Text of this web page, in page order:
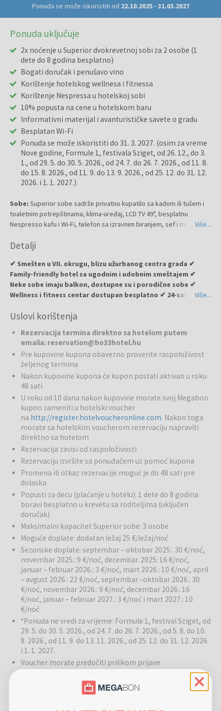
Ponuda se može iskoristiti od 22.10.2025- 31.03.2027
Ponuda uključuje
2x noćenje u Superior dvokrevetnoj sobi za 2 osobe (1
dete do 8 godina besplatno)
Bogati doručak i penušavo vino
Korištenje hotelskog wellnesa i fitnessa
Korištenje Nespressa u hotelskoj sobi
10% popusta na cene u hotelskom baru
Informativni materijal i avanturističke savete o gradu
Besplatan Wi-Fi
Ponuda se može iskoristiti do 31. 3. 2027. (osim za vreme
Nove godine, Formule 1, festivala Sziget, od 26. 12., do 3.
1., od 29. 5. do 30. 5. 2026., od 24. 7. do 26. 7. 2026., od 11. 8.
do 15. 8. 2026., od 11. 9. do 13. 9. 2026., od 25. 12. do 31. 12.
2026. i 1. 1. 2027.)
Sobe: Superior sobe sadrže privatno kupatilo sa kadom ili tušem i
toaletnim potrepštinama, klima-uređaj, LCD TV 49", besplatnu
Nespresso kafu i Wi-Fi, telefon sa izravnim biranjem, sef i minibar.Više...
Detalji
✔ Smešten u VII. okrugu, blizu užurbanog centra grada ✔
Family-friendly hotel sa ugodnim i udobnim smeštajem ✔
Neke sobe imaju balkon, dostupne su i porodične sobe ✔
Wellness i fitness centar dostupan besplatno ✔ 24-satni
Budimpešti, otvoren u aprilu 2015. godine. Hotel nudi 62 jedinstvene
i udobne sobe, savršene za odmor i poslovne goste.
Bazeni i wellness:Gosti mogu besplatno koristiti wellness i fitness
centar.
Restorani i barovi:Dostupan je bogat buffet doručak, a lobby i
snack bar otvoreni su 24 sata dnevno.
Usluge za porodice:Dostupne su porodične sobe za goste koji
putuju sa decom.
Sport i aktivnosti:Fitness centar dostupan je gostima.
Lokacija:Hotel se nalazi u mirnom delu VII. okruga, blizu glavnih
atrakcija Budimpešte.
Budimpešta je najposećeniji grad u Mađarskoj, poznat po
zadivljujućoj arhitekturi, živahnom noćnom životu i bogatoj kulturnoj
sceni. Istražite slikovite ulice, termalne kupke, svetski poznate
glazbene nastupe i ukusnu mađarsku kuhinju. Idealno za opuštanje i
istraživanje grada.
Više...
Uslovi korištenja
Rezervacija termina direktno sa hotelom putem
emaila: reservation@bo33hotel.hu
Pre kupovine kupona obavezno proverite raspoloživost
željenog termina
Nakon kupovine kupona će kupon postati aktivan u roku
48 sati
U roku od 10 dana nakon kupovine morate svoj Megabon
kupon zameniti u hotelski voucher
na http://register.hotelvoucheronline.com. Nakon toga
morate sa hotelskim voucherom rezervaciju napraviti
direktno sa hotelom
Rezervacija zavisi od raspoloživosti
Rezervaciju izvršite sa ponuđačem uz pomoć kupona
Promena ili otkaz rezervacije moguć je do 48 sati pre
dolaska
Popusti za decu (plaćanje u hotelu): 1 dete do 8 godina
boravi besplatno u krevetu sa roditeljima (uključen
doručak)
Maksimalni kapacitet Superior sobe: 3 osobe
Moguće doplate: dodatan ležaj 25 €/ležaj/noć
Sezonske doplate: septembar – oktobar 2025.: 30 €/noć,
novembar 2025.: 9 €/noć, decembar. 2025: 16 €/noć,
januar – februar 2026.: 3 €/noć, mart 2026.: 10 €/noć, april
– avgust 2026.: 22 €/noć, septembar –oktobar 2026.: 30
€/noć, novembar 2026.: 9 €/noć, decembar 2026.: 16
€/noć, januar – februar 2027.: 3 €/noć i mart 2027.: 10
€/noć
*Ponuda ne vredi za vrijeme: Formule 1, festival Sziget, od
29. 5. do 30. 5. 2026., od 24. 7. do 26. 7. 2026., od 5. 8. do 10.
8. 2026., od 11. 9. do 13. 11. 2026., od 25. 12. do 31. 12. 2026.
i 1. 1. 2027.
Voucher morate predočiti prilikom prijave
Za više uzastopnih noćenja možete kupiti više kupona uz
prethodni dogovor sa hotelom
Prijava od 14 do 24 sati, odjava od 5 do 11 sati